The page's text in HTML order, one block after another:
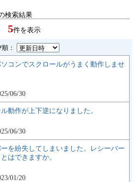
検索結果
5件を表示
：
コンでスクロールがうまく動作しませ
06/30
動作が上下逆になりました。
06/30
を紛失してしまいました。レシーバー
はできますか。
01/20